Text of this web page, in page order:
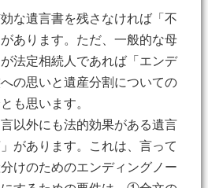
な遺言書を残さなければ「不
あります。ただ、一般的な母
法定相続人であれば「エンデ
の思いと遺産分割についての
も思います。
以外にも法的効果がある遺言
があります。これは、言って
けのためのエンディングノー